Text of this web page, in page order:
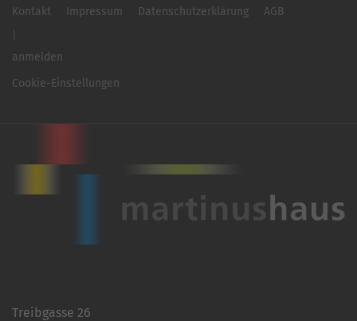
Kontakt Impressum Datenschutzerklärung AGB
anmelden
Cookie-Einstellungen
Treibgasse 26